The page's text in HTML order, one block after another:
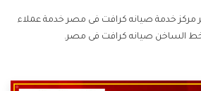
خدمة صيانه كرافت فى مصر خدمة عملاء
الساخن صيانه كرافت فى مصر.